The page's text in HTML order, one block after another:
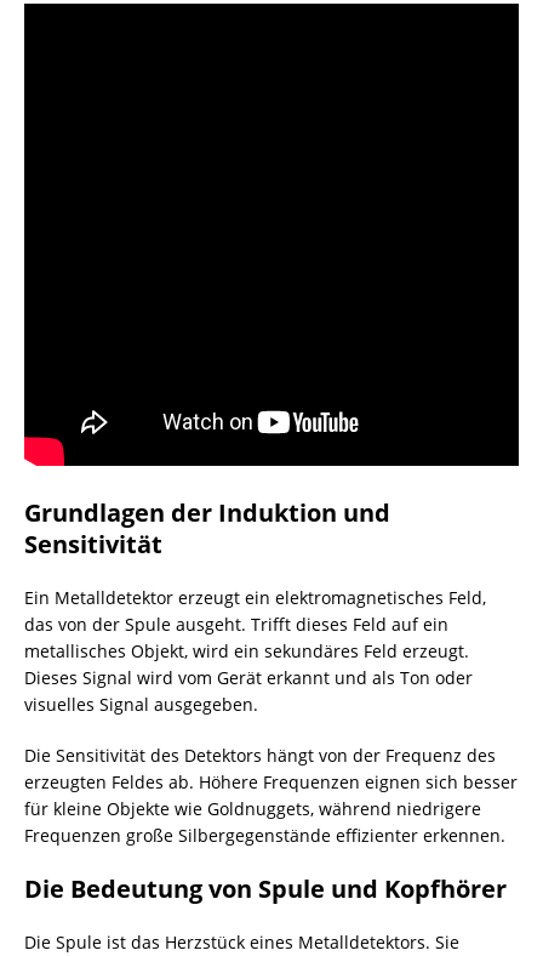
Grundlagen der Induktion und
Sensitivität
Ein Metalldetektor erzeugt ein elektromagnetisches Feld,
das von der Spule ausgeht. Trifft dieses Feld auf ein
metallisches Objekt, wird ein sekundäres Feld erzeugt.
Dieses Signal wird vom Gerät erkannt und als Ton oder
visuelles Signal ausgegeben.
Die Sensitivität des Detektors hängt von der Frequenz des
erzeugten Feldes ab. Höhere Frequenzen eignen sich besser
für kleine Objekte wie Goldnuggets, während niedrigere
Frequenzen große Silbergegenstände effizienter erkennen.
Die Bedeutung von Spule und Kopfhörer
Die Spule ist das Herzstück eines Metalldetektors. Sie